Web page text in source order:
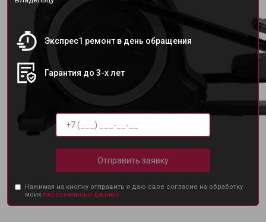
Экспрес1 ремонт в день обращения
Гарантия до 3-х лет
Отправить заявку
Нажимая на кнопку отправить я даю свое согласие на обработку
моих персональных данных.